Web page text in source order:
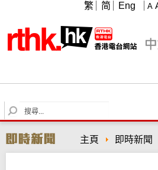
A
繁 简 Eng
S
e
r
c
主頁 即時新聞